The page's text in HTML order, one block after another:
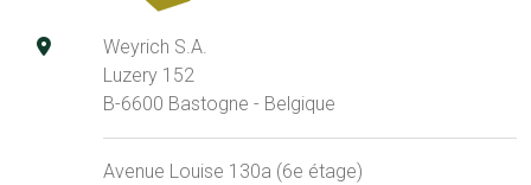
Weyrich S.A.
Luzery 152
B-6600 Bastogne - Belgique
Avenue Louise 130a (6e étage)